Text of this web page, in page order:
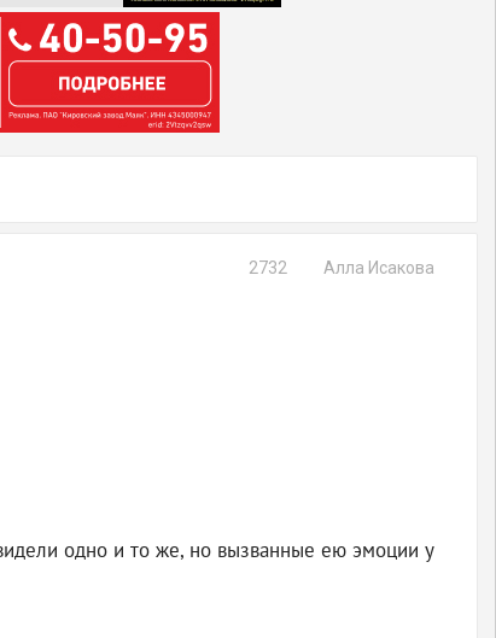
Алла Исакова
2732
одно и то же, но вызванные ею эмоции у